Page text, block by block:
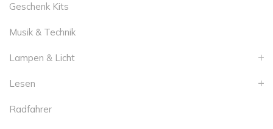
Geschenk Kits
Musik & Technik
Lampen & Licht
Lesen
Radfahrer